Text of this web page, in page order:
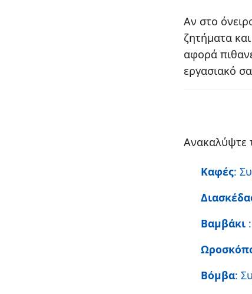
Αν στο
ζητήματα
αφορά
εργασιακό
Ανακαλύψτε
Καφές:
Βαμβάκι
Βόμβα: